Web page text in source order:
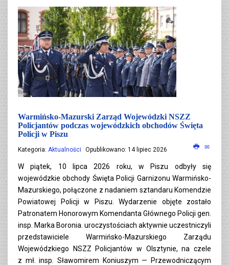
Warmińsko-Mazurski Zarząd Wojewódzki NSZZ
Policjantów podczas wojewódzkich obchodów Święta
Policji w Piszu
Kategoria: Aktualności Opublikowano: 14 lipiec 2026
W piątek, 10 lipca 2026 roku, w Piszu odbyły się
wojewódzkie obchody Święta Policji Garnizonu Warmińsko-
Mazurskiego, połączone z nadaniem sztandaru Komendzie
Powiatowej Policji w Piszu. Wydarzenie objęte zostało
Patronatem Honorowym Komendanta Głównego Policji gen.
insp. Marka Boronia. uroczystościach aktywnie uczestniczyli
przedstawiciele Warmińsko-Mazurskiego Zarządu
Wojewódzkiego NSZZ Policjantów w Olsztynie, na czele
z mł. insp. Sławomirem Koniuszym — Przewodniczącym